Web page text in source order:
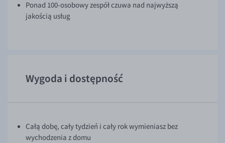
Ponad 100-osobowy zespół czuwa nad najwyższą
jakością usług
Wygoda i dostępność
Całą dobę, cały tydzień i cały rok wymieniasz bez
wychodzenia z domu